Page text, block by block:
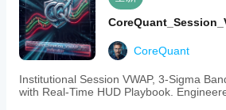
CoreQuant
Institutional Session VWAP, 3-Sigma
with Real-Time HUD Playbook.